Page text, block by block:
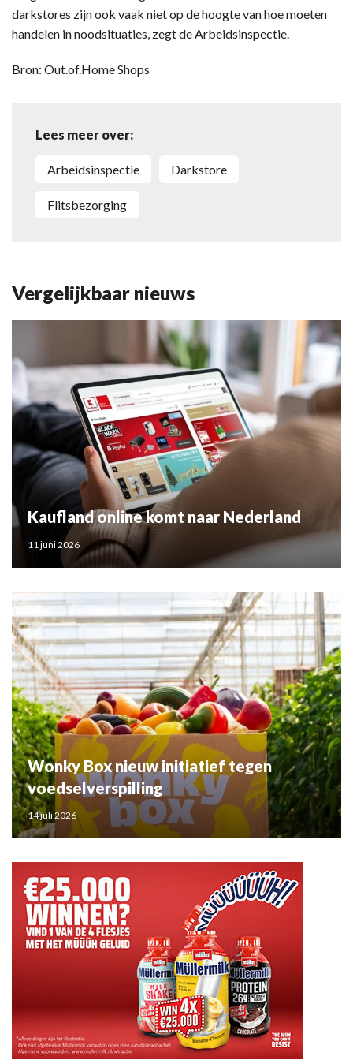
darkstores zijn ook vaak niet op de hoogte van hoe moeten
handelen in noodsituaties, zegt de Arbeidsinspectie.
Bron: Out.of.Home Shops
Lees meer over:
Arbeidsinspectie darkstore
flitsbezorging
Vergelijkbaar nieuws
Kaufland online komt naar Nederland
11 juni 2026
Wonky Box nieuw initiatief tegen
voedselverspilling
14 juli 2026